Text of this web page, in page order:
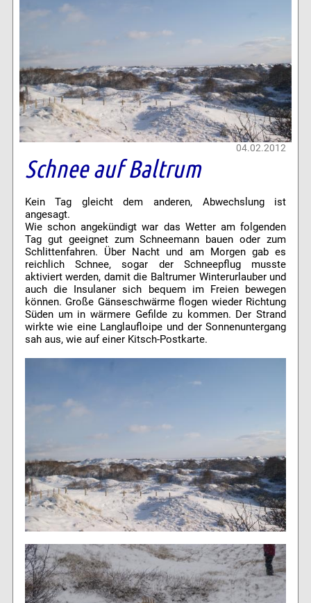
04.02.2012
Schnee auf Baltrum
Kein Tag gleicht dem anderen, Abwechslung ist
angesagt.
Wie schon angekündigt war das Wetter am folgenden
Tag gut geeignet zum Schneemann bauen oder zum
Schlittenfahren. Über Nacht und am Morgen gab es
reichlich Schnee, sogar der Schneepflug musste
aktiviert werden, damit die Baltrumer Winterurlauber und
auch die Insulaner sich bequem im Freien bewegen
können. Große Gänseschwärme flogen wieder Richtung
Süden um in wärmere Gefilde zu kommen. Der Strand
wirkte wie eine Langlaufloipe und der Sonnenuntergang
sah aus, wie auf einer Kitsch-Postkarte.